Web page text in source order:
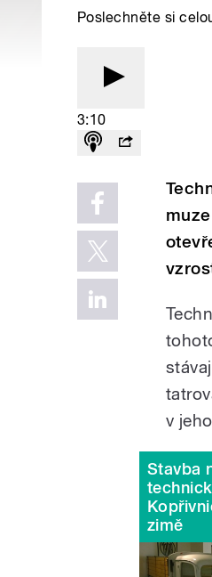
Poslechněte si
3:10
v
Stavba
zimě